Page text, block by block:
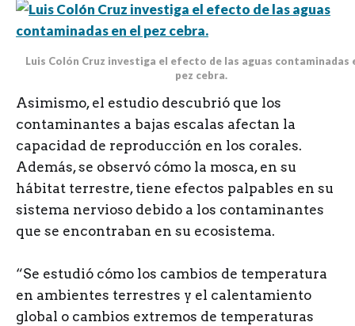
Luis Colón Cruz investiga el efecto de las aguas contaminadas
pez cebra.
Asimismo, el estudio descubrió que los
contaminantes a bajas escalas afectan la
capacidad de reproducción en los corales.
Además, se observó cómo la mosca, en su
hábitat terrestre, tiene efectos palpables en su
sistema nervioso debido a los contaminantes
que se encontraban en su ecosistema.
“Se estudió cómo los cambios de temperatura
en ambientes terrestres y el calentamiento
global o cambios extremos de temperaturas